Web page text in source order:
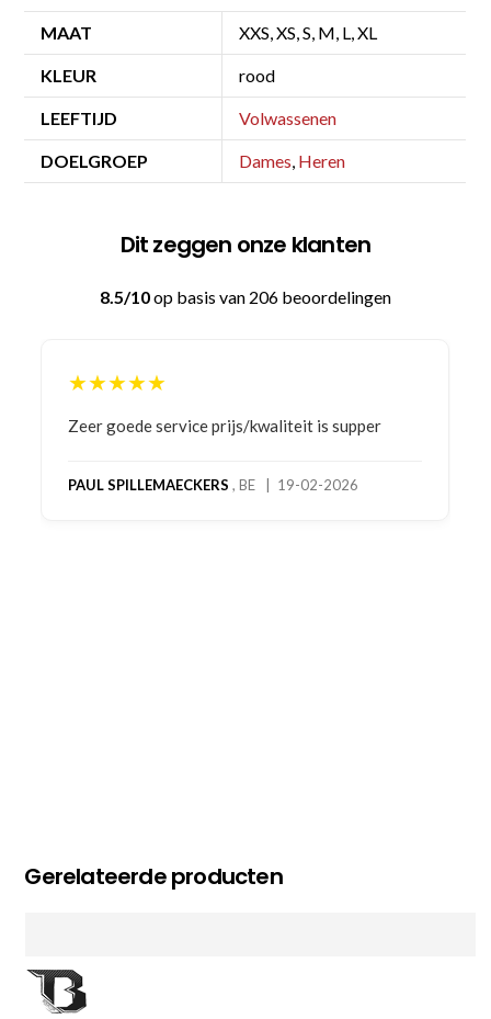
MAAT XXS, XS, S, M, L, XL
KLEUR rood
LEEFTIJD Volwassenen
DOELGROEP Dames, Heren
Dit zeggen onze klanten
8.5/10op basis van 206 beoordelingen
★★★★★
Bestelling gedaan vanwege goede prijzen en
bestelling al ontvangen met gifts, waardoor je
Gerelateerde producten